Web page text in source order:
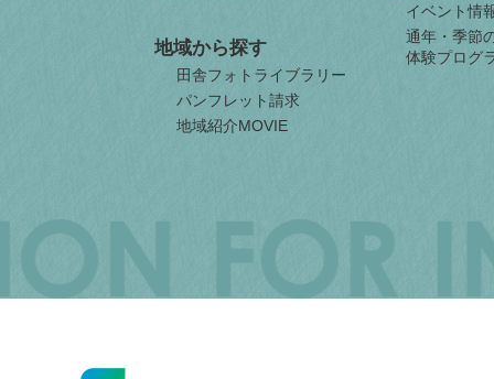
地域から探す
田舎フォトライブラリー
パンフレット請求
地域紹介MOVIE
イベント情
通年・季節
体験プログ
JAPAN
ORGANIZATION
FOR
INTERNAL